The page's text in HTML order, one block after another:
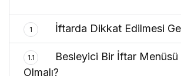
1 İftarda Dikkat Edilmesi
1.1
Besleyici Bir İftar Menüsü
Olmalı?